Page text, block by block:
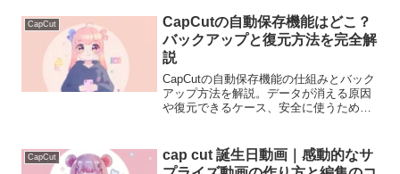
CapCut
CapCutの自動保存機能はどこ？
バックアップと復元方法を完全解
説
CapCutの自動保存機能の仕組みとバック
アップ方法を解説。データが消える原因
や復元できるケース、安全に使うための
CapCut
cap cut 誕生日動画｜感動的なサ